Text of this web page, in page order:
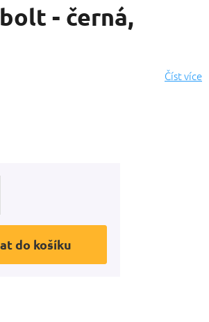
- černá,
Číst více
do košíku